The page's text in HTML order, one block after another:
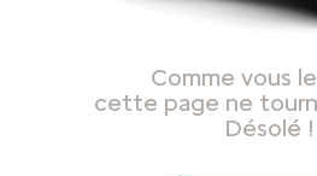
Comme vous
cette page ne
Désolé !